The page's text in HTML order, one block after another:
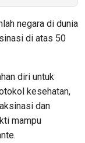
negara di dunia
di atas 50
diri untuk
kesehatan,
dan
mampu